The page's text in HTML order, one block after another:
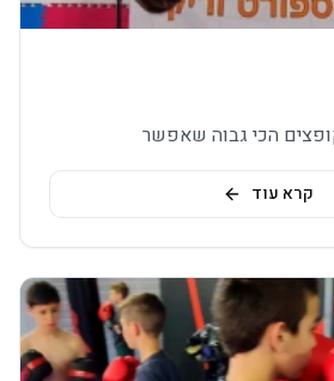
הכי גבוה שאפשר
קרא עוד